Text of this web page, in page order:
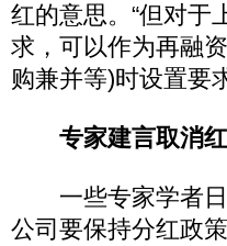
红的意思。“但对于
求，可以作为再融
购兼并等)时设置要
专家建言取消
一些专家学者日
公司要保持分红政